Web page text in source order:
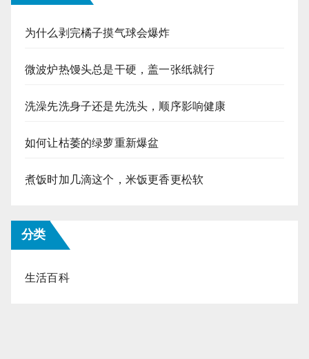
为什么剥完橘子摸气球会爆炸
微波炉热馒头总是干硬，盖一张纸就行
洗澡先洗身子还是先洗头，顺序影响健康
如何让枯萎的绿萝重新爆盆
煮饭时加几滴这个，米饭更香更松软
分类
生活百科